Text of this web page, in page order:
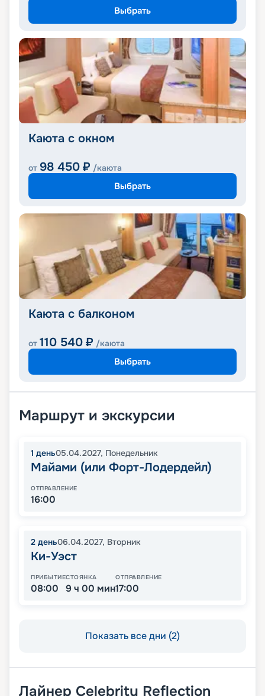
Выбрать
Каюта с окном
от 98 450 ₽ /каюта
Выбрать
Каюта с балконом
от 110 540 ₽ /каюта
Выбрать
Маршрут и экскурсии
1 день05.04.2027, Понедельник
Майами (или Форт-Лодердейл)
ОТПРАВЛЕНИЕ
16:00
2 день06.04.2027, Вторник
Ки-Уэст
ПРИБЫТИЕ
08:00
СТОЯНКА
9 ч 00 мин
ОТПРАВЛЕНИЕ
17:00
Показать все дни (2)
Лайнер Celebrity Reflection